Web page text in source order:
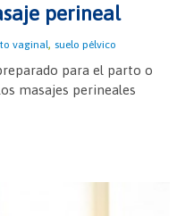
perineal
vaginal, suelo pélvico
para el parto o
masajes perineales